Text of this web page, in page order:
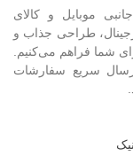
موبایل و کالای
طراحی جذاب و
شما فراهم می‌کنیم.
سریع سفارشات